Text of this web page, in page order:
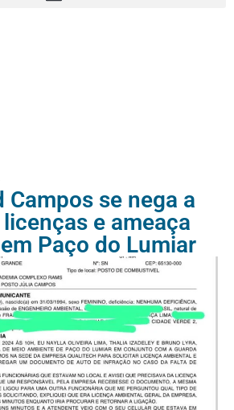
Campos se nega a
e ameaça
Paço do Lumiar